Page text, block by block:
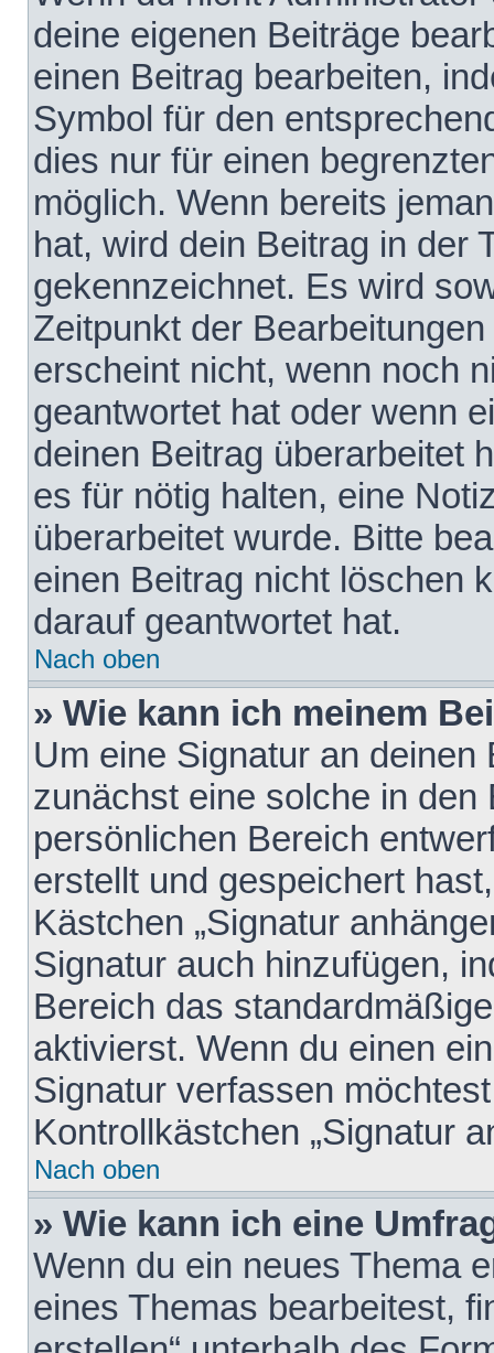
deine eigenen Beiträge
einen Beitrag bearbeiten,
Symbol für den
dies nur für einen
möglich. Wenn bereits
hat, wird dein Beitrag in der
gekennzeichnet. Es wird
Zeitpunkt der
erscheint nicht, wenn noch
geantwortet hat oder wenn
deinen Beitrag überarbeitet
es für nötig halten, eine
überarbeitet wurde. Bitte
einen Beitrag nicht löschen
darauf geantwortet hat.
Nach oben
» Wie kann ich meinem
Um eine Signatur an
zunächst eine solche in den
persönlichen Bereich
erstellt und gespeichert
Kästchen „Signatur
Signatur auch hinzufügen,
Bereich das
aktivierst. Wenn du einen
Signatur verfassen
Kontrollkästchen „Signatur
Nach oben
» Wie kann ich eine
Wenn du ein neues Thema
eines Themas bearbeitest,